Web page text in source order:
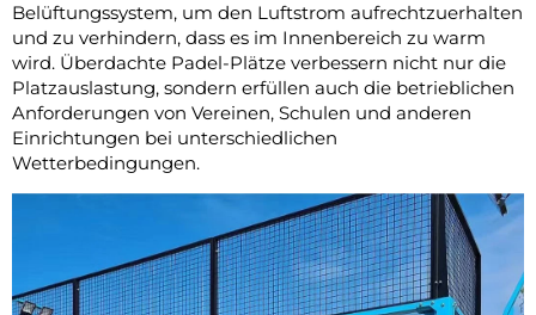
Belüftungssystem, um den Luftstrom aufrechtzuerhalten
und zu verhindern, dass es im Innenbereich zu warm
wird. Überdachte Padel-Plätze verbessern nicht nur die
Platzauslastung, sondern erfüllen auch die betrieblichen
Anforderungen von Vereinen, Schulen und anderen
Einrichtungen bei unterschiedlichen
Wetterbedingungen.